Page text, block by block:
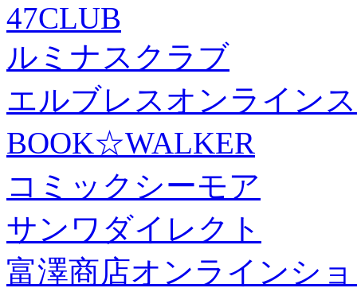
47CLUB
ルミナスクラブ
エルブレスオンライン
BOOK☆WALKER
コミックシーモア
サンワダイレクト
富澤商店オンラインシ